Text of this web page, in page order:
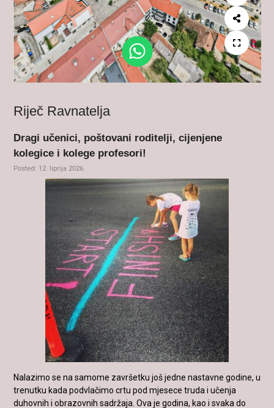
Riječ Ravnatelja
Dragi učenici, poštovani roditelji, cijenjene
kolegice i kolege profesori!
Posted: 12. lipnja 2026.
Nalazimo se na samome završetku još jedne nastavne godine, u
trenutku kada podvlačimo crtu pod mjesece truda i učenja
duhovnih i obrazovnih sadržaja. Ova je godina, kao i svaka do